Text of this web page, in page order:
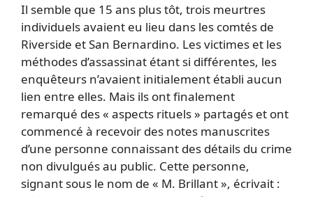
Il semble que 15 ans plus tôt, trois meurtres
individuels avaient eu lieu dans les comtés de
Riverside et San Bernardino. Les victimes et les
méthodes d’assassinat étant si différentes, les
enquêteurs n’avaient initialement établi aucun
lien entre elles. Mais ils ont finalement
remarqué des « aspects rituels » partagés et ont
commencé à recevoir des notes manuscrites
d’une personne connaissant des détails du crime
non divulgués au public. Cette personne,
signant sous le nom de « M. Brillant », écrivait :